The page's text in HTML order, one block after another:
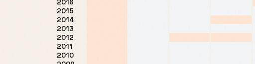
2016
2015
2014
2013
2012
2011
2010